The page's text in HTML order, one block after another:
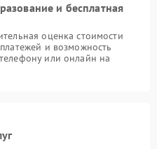
и бесплатная
оценка стоимости
и возможность
или онлайн на